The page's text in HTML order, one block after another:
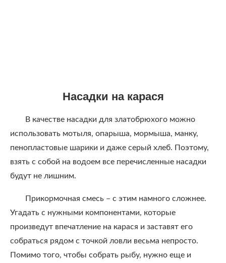
Насадки на карася
В качестве насадки для златобрюхого можно
использовать мотыля, опарыша, мормыша, манку,
пенопластовые шарики и даже серый хлеб. Поэтому,
взять с собой на водоем все перечисленные насадки
будут не лишним.
Прикормочная смесь – с этим намного сложнее.
Угадать с нужными компонентами, которые
произведут впечатление на карася и заставят его
собраться рядом с точкой ловли весьма непросто.
Помимо того, чтобы собрать рыбу, нужно еще и